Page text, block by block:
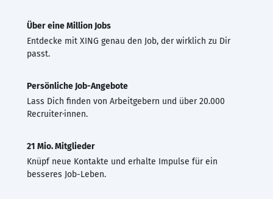
Über eine Million Jobs
Entdecke mit XING genau den Job, der wirklich zu Dir
passt.
Persönliche Job-Angebote
Lass Dich finden von Arbeitgebern und über 20.000
Recruiter·innen.
21 Mio. Mitglieder
Knüpf neue Kontakte und erhalte Impulse für ein
besseres Job-Leben.